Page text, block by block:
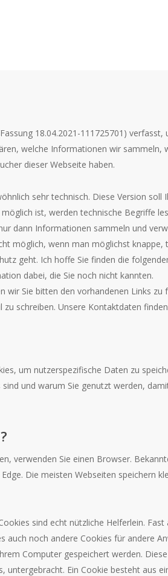
18.04.2021-111725701)
welche Informationen wir sammeln,
dieser Webseite haben.
sehr technisch. Diese Version
ist, werden technische Begriffe
dann Informationen sammeln und
möglich, wenn man möglichst
geht. Ich hoffe Sie finden die
dabei, die Sie noch nicht kannten.
wir Sie bitten den vorhandenen Links
schreiben. Unsere Kontaktdaten
um nutzerspezifische Daten zu
und warum Sie genutzt werden,
verwenden Sie einen Browser.
Die meisten Webseiten speichern
sind echt nützliche Helferlein.
auch noch andere Cookies für andere
Computer gespeichert werden.
untergebracht. Ein Cookie besteht aus